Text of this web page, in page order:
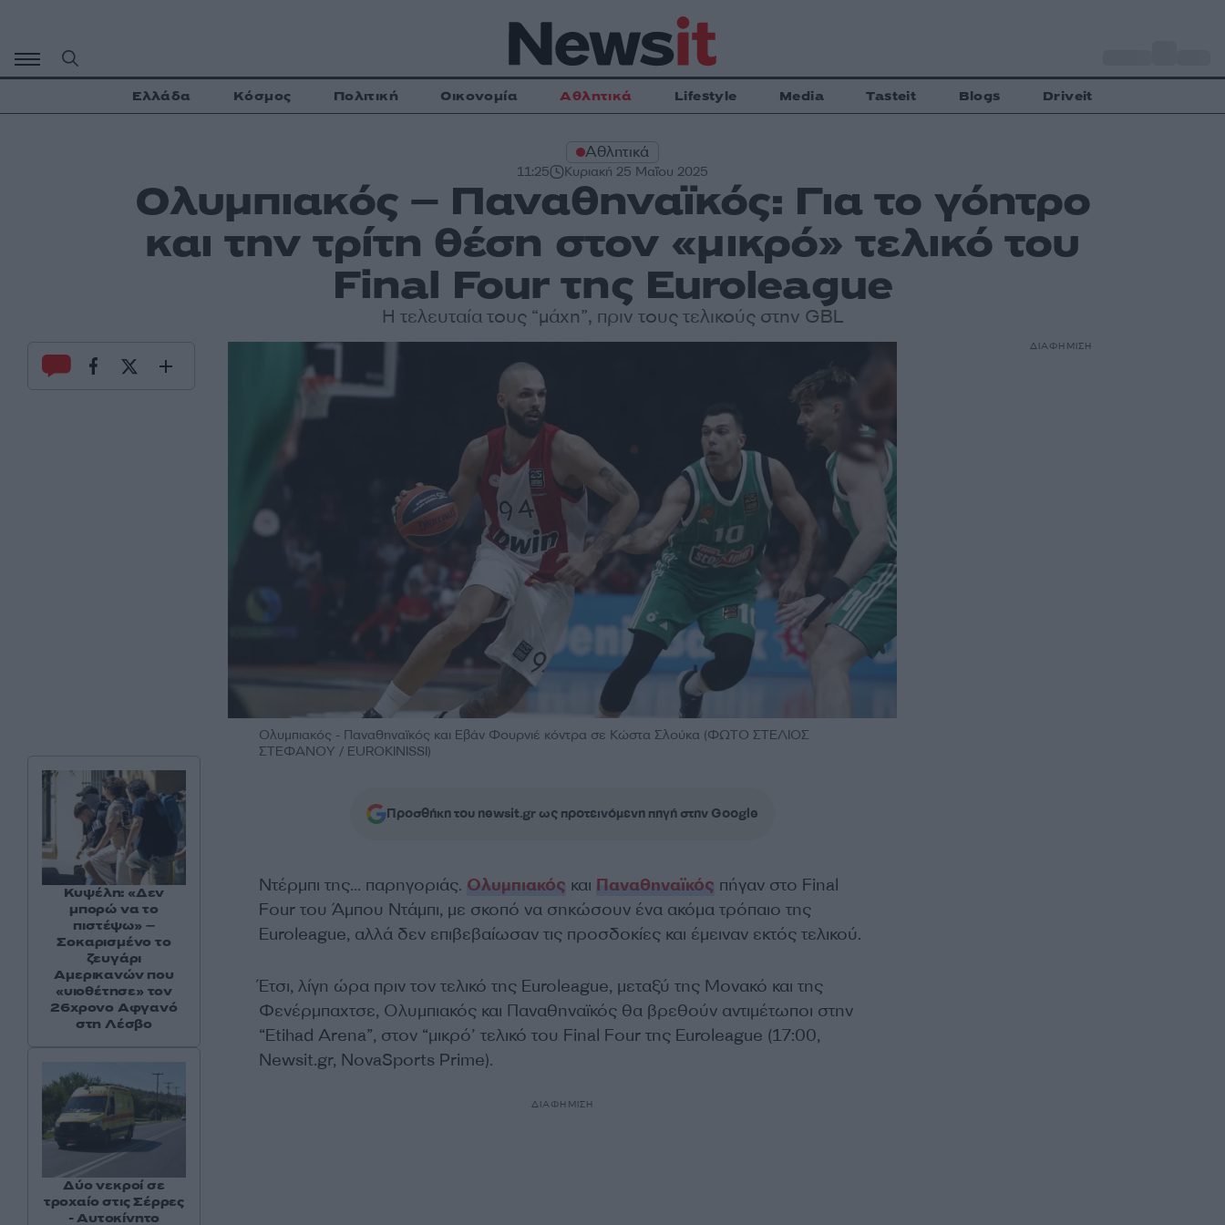
περιεχόμενο
Ελλάδα Κόσμος Πολιτική Οικονομία Αθλητικά Lifestyle Media Tasteit Blogs Driveit
Αθλητικά
11:25 Κυριακή 25 Μαΐου 2025
Ολυμπιακός – Παναθηναϊκός: Για το γόητρο
και την τρίτη θέση στον «μικρό» τελικό του
Final Four της Euroleague
Η τελευταία τους “μάχη”, πριν τους τελικούς στην GBL
Ολυμπιακός - Παναθηναϊκός και Εβάν Φουρνιέ κόντρα σε Κώστα Σλούκα (ΦΩΤΟ ΣΤΕΛΙΟΣ
ΣΤΕΦΑΝΟΥ / EUROKINISSI)
Προσθήκη του newsit.gr ως προτεινόμενη πηγή στην Google
Ντέρμπι της… παρηγοριάς. Ολυμπιακός και Παναθηναϊκός πήγαν στο Final
Four του Άμπου Ντάμπι, με σκοπό να σηκώσουν ένα ακόμα τρόπαιο της
Euroleague, αλλά δεν επιβεβαίωσαν τις προσδοκίες και έμειναν εκτός τελικού.
Έτσι, λίγη ώρα πριν τον τελικό της Euroleague, μεταξύ της Μονακό και της
Φενέρμπαχτσε, Ολυμπιακός και Παναθηναϊκός θα βρεθούν αντιμέτωποι στην
“Etihad Arena”, στον “μικρό’ τελικό του Final Four της Euroleague (17:00,
Newsit.gr, NovaSports Prime).
ΔΙΑΦΗΜΙΣΗ
Κυψέλη: «Δεν
μπορώ να το
πιστέψω» –
Σοκαρισμένο το
ζευγάρι
Αμερικανών που
«υιοθέτησε» τον
26χρονο Αφγανό
στη Λέσβο
Δύο νεκροί σε
τροχαίο στις Σέρρες
- Αυτοκίνητο
ΔΙΑΦΗΜΙΣΗ